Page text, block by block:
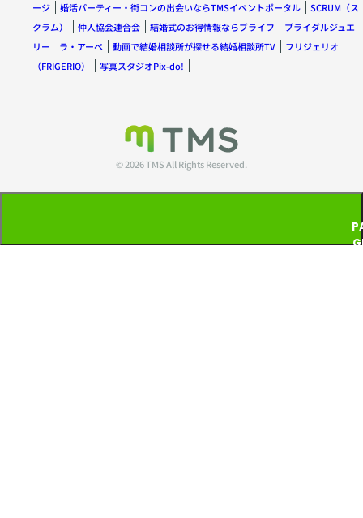
ージ
婚活パーティー・街コンの出会いならTMSイベントポータル
SCRUM（ス
クラム）
仲人協会連合会 結婚式のお得情報ならブライフ
ブライダルジュエ
リー ラ・アーペ
動画で結婚相談所が探せる結婚相談所TV
フリジェリオ
（FRIGERIO）
写真スタジオPix-do!
© 2026 TMS All Rights Reserved.